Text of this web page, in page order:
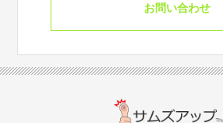
お問い合わせ